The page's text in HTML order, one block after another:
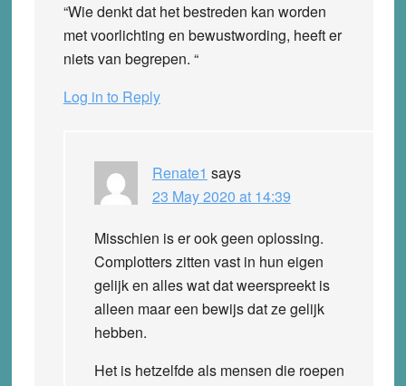
“Wie denkt dat het bestreden kan worden
met voorlichting en bewustwording, heeft er
niets van begrepen. “
Log in to Reply
Renate1 says
23 May 2020 at 14:39
Misschien is er ook geen oplossing.
Complotters zitten vast in hun eigen
gelijk en alles wat dat weerspreekt is
alleen maar een bewijs dat ze gelijk
hebben.
Het is hetzelfde als mensen die roepen